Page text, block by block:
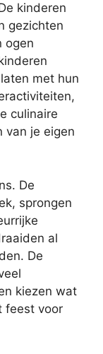
kinderen
gezichten
ogen
met hun
culinaire
van je eigen
De
sprongen
al
De
kiezen wat
feest voor